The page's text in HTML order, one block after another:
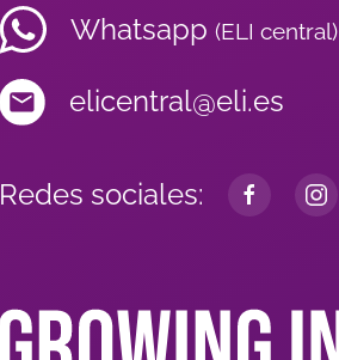
Whatsapp (ELI central)
elicentral@eli.es
Redes sociales: